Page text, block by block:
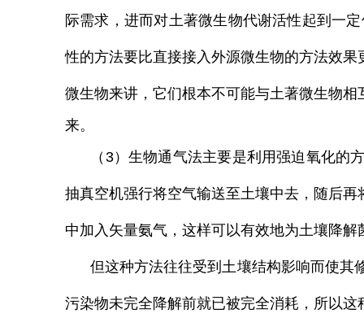
际需求，进而对土著微生物代谢活性起到一
性的方法要比直接接入外源微生物的方法效
微生物来讲，它们根本不可能与土著微生物
来。
（3）生物通气法主要是利用强迫氧化的方
抽真空机强行将空气输送至土壤中去，随后
中加入矢量氨气，这样可以有效地为土壤降
但这种方法往往受到土壤结构影响而使其
污染物未完全降解前就已被完全消耗，所以